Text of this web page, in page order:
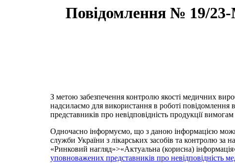
Повідомлення № 19/23-
З метою забезпечення контролю якості медичних
надсилаємо для використання в роботі повідомлення
представників про невідповідність продукції
Одночасно інформуємо, що з даною інформацією
служби України з лікарських засобів та контролю за
«Ринковий нагляд»>«Актуальна (корисна)
уповноважених представників про невідповідність